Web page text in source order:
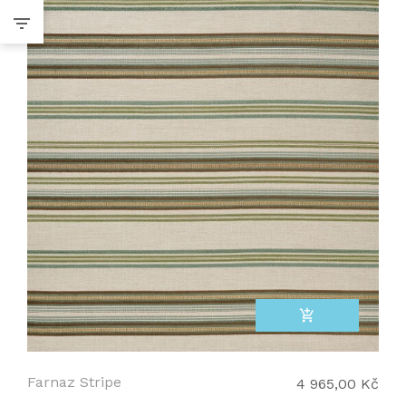
add_shopping_cart
Farnaz Stripe 4 965,00 Kč